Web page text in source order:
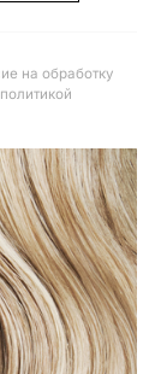
на обработку